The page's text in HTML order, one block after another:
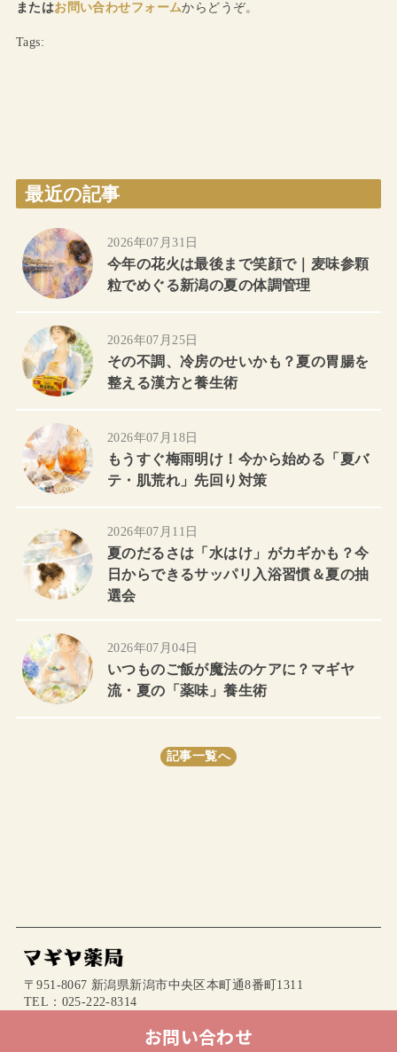
お問い合わせ
またはお問い合わせフォームからどうぞ。
Tags:
最近の記事
2026年07月31日
今年の花火は最後まで笑顔で｜麦味参顆
粒でめぐる新潟の夏の体調管理
2026年07月25日
その不調、冷房のせいかも？夏の胃腸を
整える漢方と養生術
2026年07月18日
もうすぐ梅雨明け！今から始める「夏バ
テ・肌荒れ」先回り対策
2026年07月11日
夏のだるさは「水はけ」がカギかも？今
日からできるサッパリ入浴習慣＆夏の抽
選会
2026年07月04日
いつものご飯が魔法のケアに？マギヤ
流・夏の「薬味」養生術
記事一覧へ
〒951-8067 新潟県新潟市中央区本町通8番町1311
TEL：025-222-8314